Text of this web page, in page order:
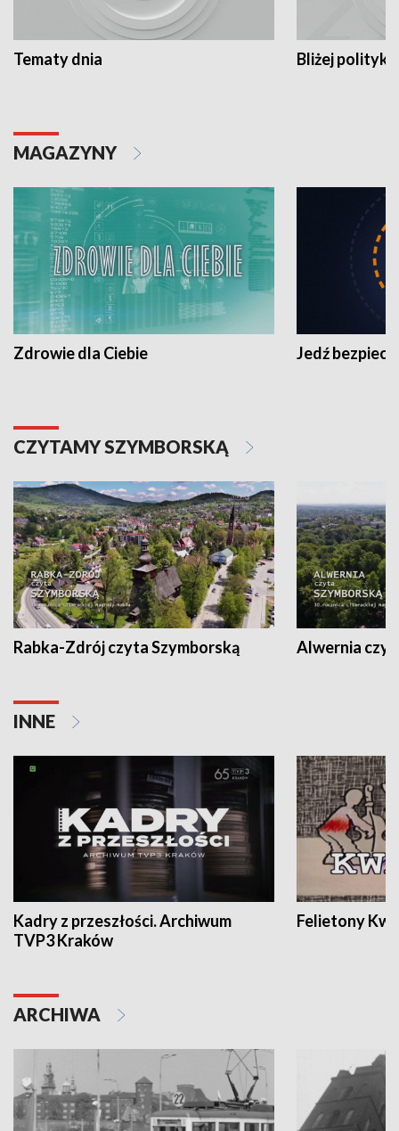
Tematy dnia Bliżej polityki
MAGAZYNY
Zdrowie dla Ciebie Jedź
CZYTAMY SZYMBORSKĄ
Rabka-Zdrój czyta Szymborską Alwernia
INNE
Kadry z przeszłości. Archiwum
TVP3 Kraków
Felietony
ARCHIWA